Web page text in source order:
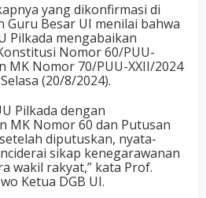
yang dikonfirmasi di
Guru Besar UI menilai bahwa
Pilkada mengabaikan
Nomor 60/PUU-
MK Nomor 70/PUU-XXII/2024
(20/8/2024).
Pilkada dengan
MK Nomor 60 dan Putusan
diputuskan, nyata-
sikap kenegarawanan
wakil rakyat,” kata Prof.
Ketua DGB UI.